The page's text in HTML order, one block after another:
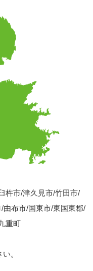
杵市/津久見市/竹田市/
由布市/国東市/東国東郡/
重町
。